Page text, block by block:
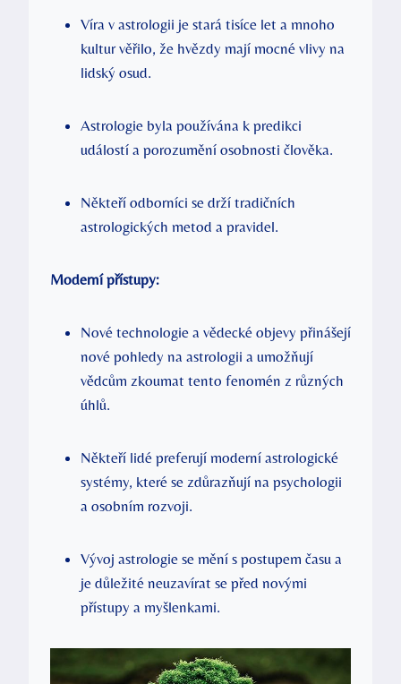
Víra v astrologii‍ je stará tisíce ⁢let ​a mnoho
kultur věřilo, ⁢že hvězdy mají⁤ mocné vlivy na
lidský osud.
Astrologie byla⁢ používána ⁣k ⁢predikci‍
událostí ‌a‌ porozumění osobnosti člověka.
Někteří odborníci se drží‌ tradičních
astrologických metod a ⁣pravidel.
Moderní přístupy:
Nové⁤ technologie a ⁤vědecké objevy přinášejí
nové pohledy na astrologii a umožňují
vědcům zkoumat tento fenomén z různých
⁢úhlů.
Někteří⁤ lidé preferují ​moderní astrologické⁢
systémy, které ​se zdůrazňují na psychologii ​
a osobním rozvoji.
Vývoj ⁤astrologie se mění s postupem času a
je⁢ důležité neuzavírat⁣ se ⁣před novými
přístupy a myšlenkami.